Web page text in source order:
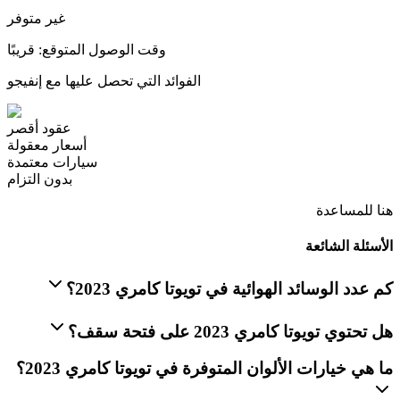
غير متوفر
وقت الوصول المتوقع: قريبًا
الفوائد التي تحصل عليها مع إنفيجو
عقود أقصر
أسعار معقولة
سيارات معتمدة
بدون التزام
هنا للمساعدة
الأسئلة الشائعة
كم عدد الوسائد الهوائية في تويوتا كامري 2023؟
هل تحتوي تويوتا كامري 2023 على فتحة سقف؟
ما هي خيارات الألوان المتوفرة في تويوتا كامري 2023؟